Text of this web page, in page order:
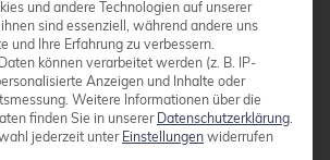
einleiten.
stellen Unternehmen
Herausforderungen.Open-
erfordert eine detaillierte
und andere Technologien auf unserer
sind essenziell, während andere uns
und Ihre Erfahrung zu verbessern.
können verarbeitet werden (z. B. IP-
Anzeigen und Inhalte oder
Weitere Informationen über die
finden Sie in unserer Datenschutzerklärung
jederzeit unter Einstellungen widerrufen